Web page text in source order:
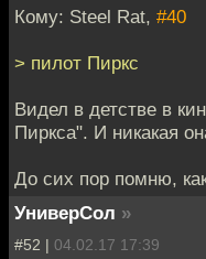
Кому: Steel Rat, #40
> пилот Пиркс
Видел в детстве в
Пиркса". И никакая
До сих пор помню,
УниверСол »
#52 | 04.02.17 17:39